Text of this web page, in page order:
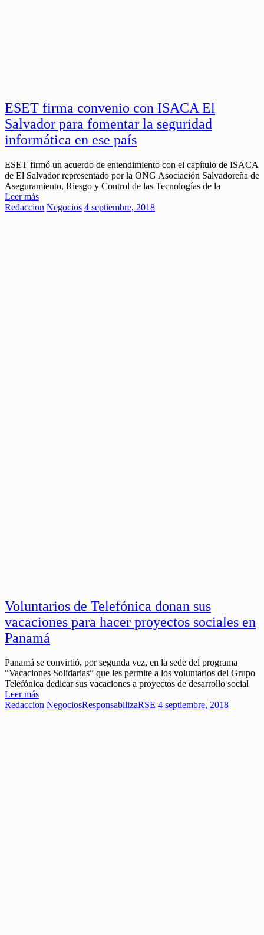
ESET firma convenio con ISACA El
Salvador para fomentar la seguridad
informática en ese país
ESET firmó un acuerdo de entendimiento con el capítulo de ISACA
de El Salvador representado por la ONG Asociación Salvadoreña de
Aseguramiento, Riesgo y Control de las Tecnologías de la
Leer más
Redaccion Negocios 4 septiembre, 2018
Voluntarios de Telefónica donan sus
vacaciones para hacer proyectos sociales en
Panamá
Panamá se convirtió, por segunda vez, en la sede del programa
“Vacaciones Solidarias” que les permite a los voluntarios del Grupo
Telefónica dedicar sus vacaciones a proyectos de desarrollo social
Leer más
Redaccion NegociosResponsabilizaRSE 4 septiembre, 2018